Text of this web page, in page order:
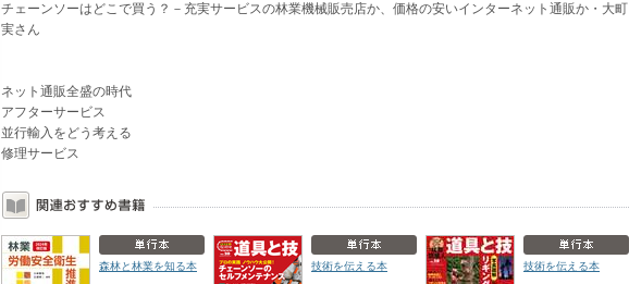
チェーンソーはどこで買う？－充実サービスの林業機械販売店か、価格の安いインターネット通販か・大町
実さん
ネット通販全盛の時代
アフターサービス
並行輸入をどう考える
修理サービス
森林と林業を知る本 技術を伝える本 技術を伝える本